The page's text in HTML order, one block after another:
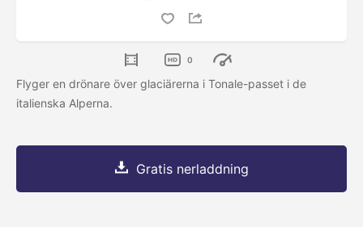
0
Flyger en drönare över glaciärerna i Tonale-passet i de
italienska Alperna.
Gratis nerladdning